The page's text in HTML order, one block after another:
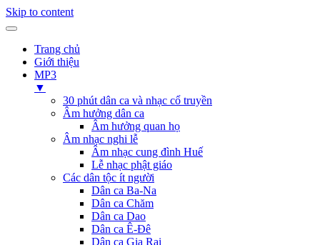
Skip to content
Trang chủ
Giới thiệu
MP3
▼
30 phút dân ca và nhạc cổ truyền
Âm hưởng dân ca
Âm hưởng quan họ
Âm nhạc nghi lễ
Âm nhạc cung đình Huế
Lễ nhạc phật giáo
Các dân tộc ít người
Dân ca Ba-Na
Dân ca Chăm
Dân ca Dao
Dân ca Ê-Đê
Dân ca Gia Rai